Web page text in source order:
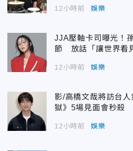
12小時前 娛樂
JJA壓軸卡司曝光！
節 放話「讓世界看
12小時前 娛樂
影/高橋文哉將訪台
獄》5場見面會秒殺
12小時前 娛樂